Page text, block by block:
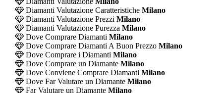
Diamanti Valutazione CaratteristicheMilano
Diamanti Valutazione Prezzi Milano
Diamanti Valutazione Purezza Milano
Dove Comprare Diamanti Milano
Dove Comprare Diamanti A Buon PrezzoMilano
Dove Comprare i Diamanti Milano
Dove Comprare un DiamanteMilano
Dove Conviene Comprare Diamanti Milano
Dove Far Valutare un DiamanteMilano
Far Valutare un DiamanteMilano